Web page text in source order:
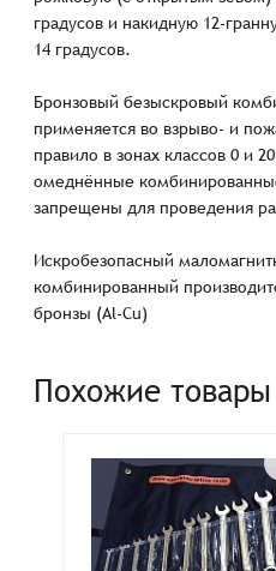
градусов и накидную 12-
14 градусов.
Бронзовый безыскровый
применяется во взрыво- и
правило в зонах классов 0 и
омеднённые
запрещены для проведения
Искробезопасный
комбинированный
бронзы (Al-Cu)
Похожие товары